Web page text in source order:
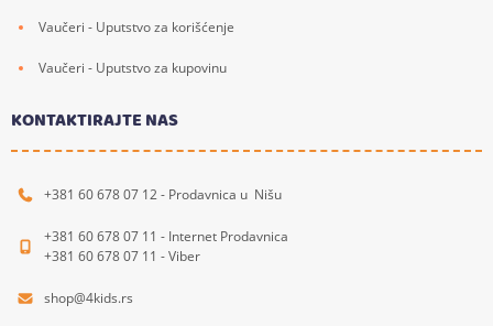
Vaučeri - Uputstvo za korišćenje
Vaučeri - Uputstvo za kupovinu
KONTAKTIRAJTE NAS
+381 60 678 07 12 - Prodavnica u Nišu
+381 60 678 07 11 - Internet Prodavnica
+381 60 678 07 11 - Viber
shop@4kids.rs